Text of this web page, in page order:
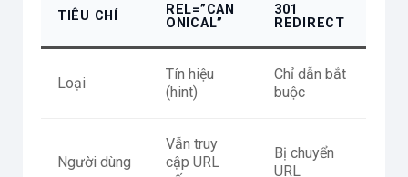
TIÊU CHÍ
REL=”CAN
ONICAL”
301
REDIRECT
Loại
Tín hiệu
(hint)
Chỉ dẫn bắt
buộc
Người dùng
Vẫn truy
cập URL
Bị chuyển
URL